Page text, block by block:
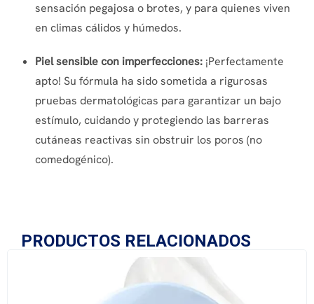
sensación pegajosa o brotes, y para quienes viven
en climas cálidos y húmedos.
Piel sensible con imperfecciones: ¡Perfectamente
apto! Su fórmula ha sido sometida a rigurosas
pruebas dermatológicas para garantizar un bajo
estímulo, cuidando y protegiendo las barreras
cutáneas reactivas sin obstruir los poros (no
comedogénico).
PRODUCTOS RELACIONADOS